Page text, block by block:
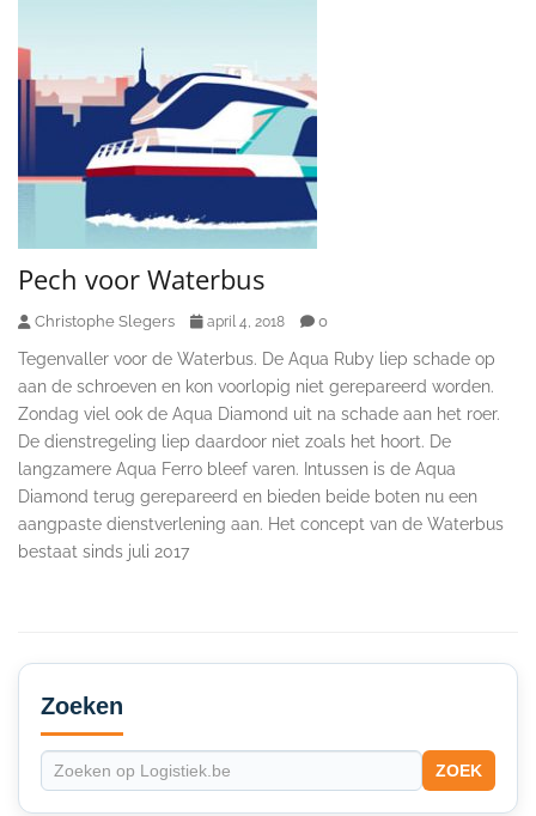
Pech voor Waterbus
Christophe Slegers april 4, 2018 0
Tegenvaller voor de Waterbus. De Aqua Ruby liep schade op
aan de schroeven en kon voorlopig niet gerepareerd worden.
Zondag viel ook de Aqua Diamond uit na schade aan het roer.
De dienstregeling liep daardoor niet zoals het hoort. De
langzamere Aqua Ferro bleef varen. Intussen is de Aqua
Diamond terug gerepareerd en bieden beide boten nu een
aangpaste dienstverlening aan. Het concept van de Waterbus
bestaat sinds juli 2017
Secondary
Sidebar
Zoeken
ZOEK